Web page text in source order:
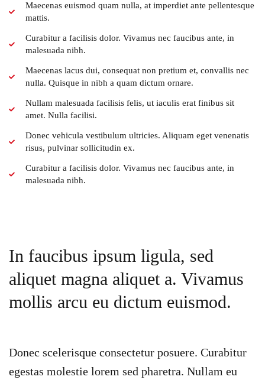
Maecenas euismod quam nulla, at imperdiet ante pellentesque
mattis.
Curabitur a facilisis dolor. Vivamus nec faucibus ante, in
malesuada nibh.
Maecenas lacus dui, consequat non pretium et, convallis nec
nulla. Quisque in nibh a quam dictum ornare.
Nullam malesuada facilisis felis, ut iaculis erat finibus sit
amet. Nulla facilisi.
Donec vehicula vestibulum ultricies. Aliquam eget venenatis
risus, pulvinar sollicitudin ex.
Curabitur a facilisis dolor. Vivamus nec faucibus ante, in
malesuada nibh.
In faucibus ipsum ligula, sed
aliquet magna aliquet a. Vivamus
mollis arcu eu dictum euismod.
Donec scelerisque consectetur posuere. Curabitur
egestas molestie lorem sed pharetra. Nullam eu